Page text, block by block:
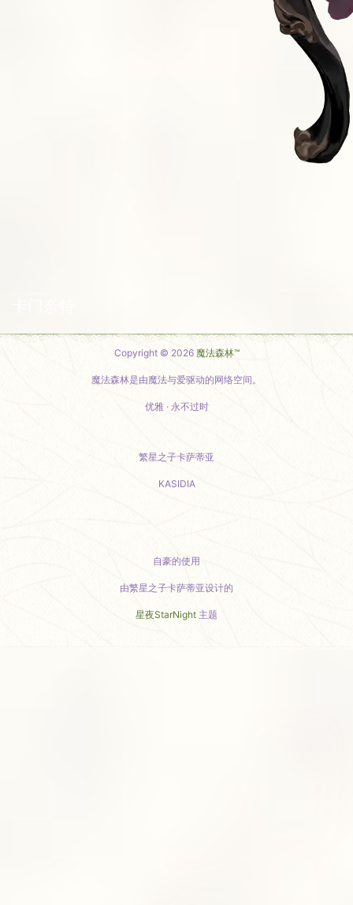
Copyright © 2026 魔法森林™
魔法森林是由魔法与爱驱动的网络空间。
优雅 · 永不过时
繁星之子卡萨蒂亚
KASIDIA
自豪的使用
由繁星之子卡萨蒂亚设计的
星夜StarNight 主题